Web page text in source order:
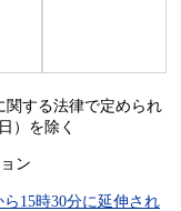
する法律で定められ
）を除く
ン
ら15時30分に延伸され